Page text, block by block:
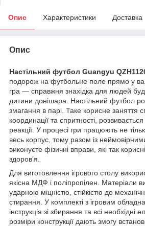
Опис Характеристики Доставка
Опис
Настільний футбол Guangyu
подорож на футбольне поле прямо у
гра — справжня знахідка для людей
дитини донішара. Настільний футбол
змагання в парі. Таке корисне заняття
координації та спритності,
реакції. У процесі гри працюють не
весь корпус, тому разом із
виконуєте фізичні вправи, які так
здоров'я.
Для виготовлення ігрового столу
якісна МДФ і поліпропілен. Матеріали
ударною міцністю, стійкістю до
стирання. У комплекті з ігровим
інструкція зі збирання та всі необхідні
розміри конструкції дають змогу